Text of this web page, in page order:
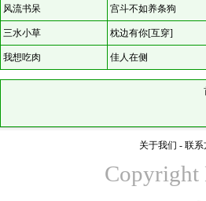
风流书呆 宫斗不如养条狗
三水小草 枕边有你[互穿]
我想吃肉 佳人在侧
关于我们 - 联系
Copyright